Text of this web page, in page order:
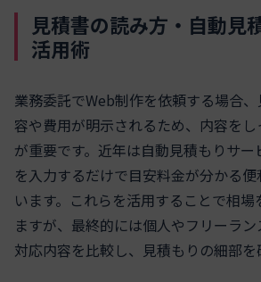
見積書の読み方・自動見
活用術
業務委託でWeb制作を依頼する場合
容や費用が明示されるため、内容を
が重要です。近年は自動見積もりサ
を入力するだけで目安料金が分かる
います。これらを活用することで相場
ますが、最終的には個人やフリーラ
対応内容を比較し、見積もりの細部を